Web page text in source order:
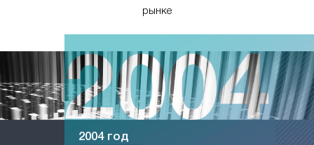
рынке
2004 год